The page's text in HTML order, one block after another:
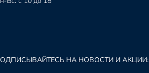
НА НОВОСТИ И АКЦИИ: